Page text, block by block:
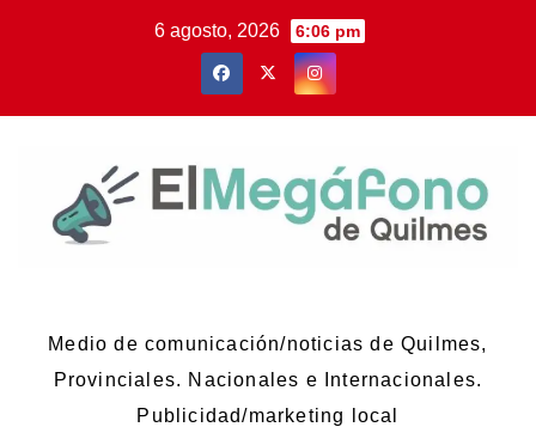
6 agosto, 2026 6:06 pm
Medio de comunicación/noticias de Quilmes,
Provinciales. Nacionales e Internacionales.
Publicidad/marketing local